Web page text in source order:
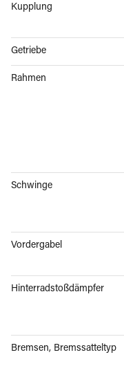
Kupplung
Getriebe
Rahmen
Schwinge
Vordergabel
Hinterradstoßdämpfer
Bremsen, Bremssatteltyp